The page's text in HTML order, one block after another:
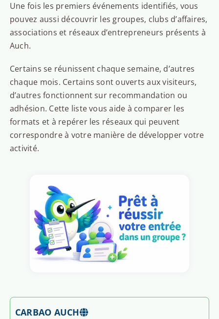
Une fois les premiers événements identifiés, vous
pouvez aussi découvrir les groupes, clubs d’affaires,
associations et réseaux d’entrepreneurs présents à
Auch.
Certains se réunissent chaque semaine, d’autres
chaque mois. Certains sont ouverts aux visiteurs,
d’autres fonctionnent sur recommandation ou
adhésion. Cette liste vous aide à comparer les
formats et à repérer les réseaux qui peuvent
correspondre à votre manière de développer votre
activité.
CARBAO AUCH